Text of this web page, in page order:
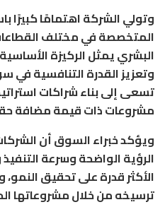
وتولي الشركة اهتمامًا كبيرًا
المتخصصة في مختلف
البشري يمثل الركيزة
وتعزيز القدرة التنافسية في
تسعى إلى بناء شراكات
مشروعات ذات قيمة مضافة
ويؤكد خبراء السوق أن
الرؤية الواضحة وسرعة
الأكثر قدرة على تحقيق
ترسيخه من خلال مشروعاتها